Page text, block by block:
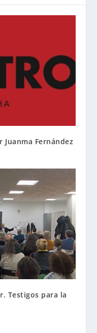
Fernández
Testigos para la